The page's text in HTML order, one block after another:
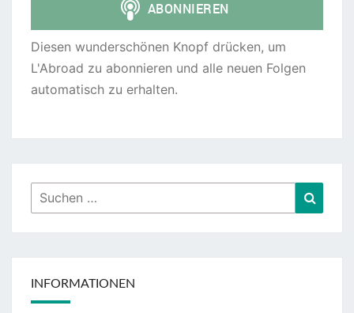
Diesen wunderschönen Knopf drücken, um
L'Abroad zu abonnieren und alle neuen Folgen
automatisch zu erhalten.
Suchen
nach:
INFORMATIONEN